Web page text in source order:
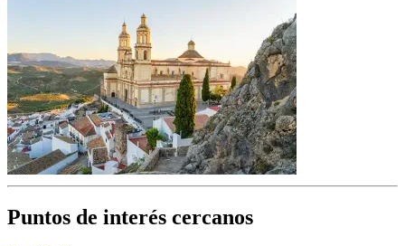
Puntos de interés cercanos